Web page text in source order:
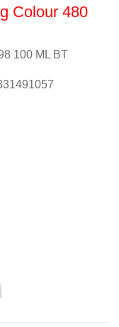
Colour 480
100 ML BT